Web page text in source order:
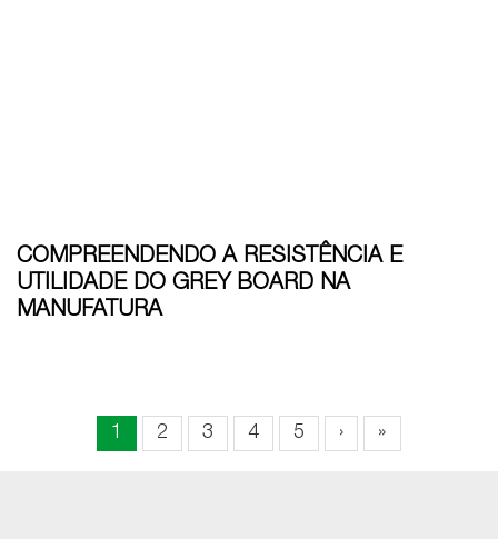
COMPREENDENDO A RESISTÊNCIA E
UTILIDADE DO GREY BOARD NA
MANUFATURA
1 2 3 4 5 › »